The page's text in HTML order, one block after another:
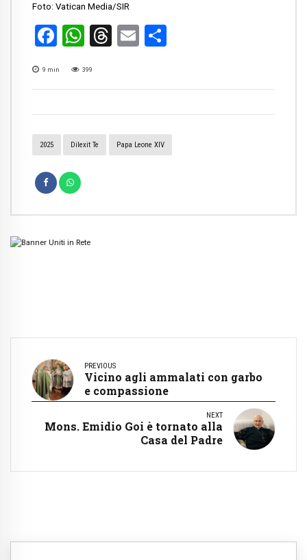
Foto: Vatican Media/SIR
Facebook
WhatsApp
Threads
Email
9 min 399
2025 Dilexit Te Papa Leone XIV
PREVIOUS
Vicino agli ammalati con garbo
e compassione
NEXT
Mons. Emidio Goi è tornato alla
Casa del Padre